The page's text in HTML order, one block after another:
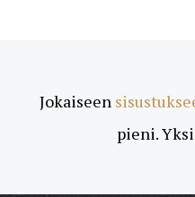
Jokaiseen
pieni.